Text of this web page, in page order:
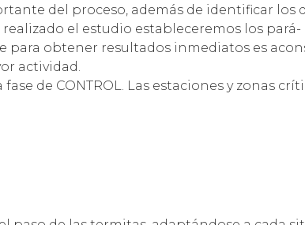
del proceso, además de identificar los
el estudio estableceremos los pará-
para obtener resultados inmediatos es
actividad.
de CONTROL. Las estaciones y zonas